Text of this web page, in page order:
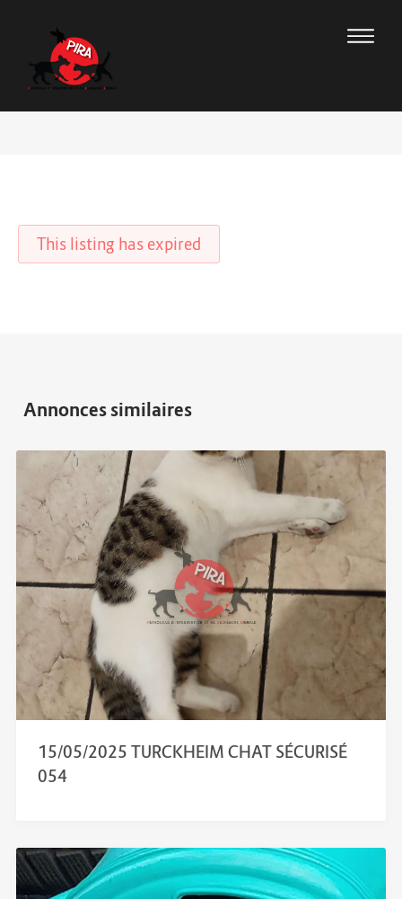
This listing has expired
15/05/2025 TURCKHEIM CHAT SÉCURISÉ
054